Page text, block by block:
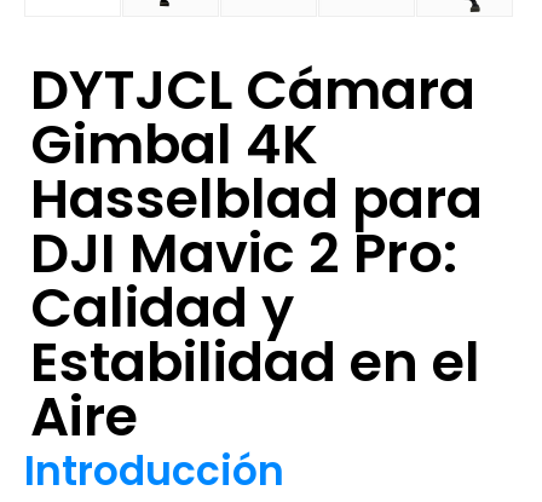
DYTJCL Cámara
Gimbal 4K
Hasselblad para
DJI Mavic 2 Pro:
Calidad y
Estabilidad en el
Aire
Introducción